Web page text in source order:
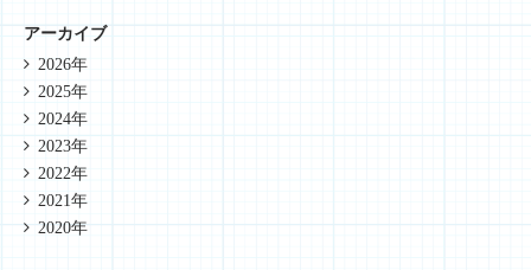
アーカイブ
2026年
2025年
2024年
2023年
2022年
2021年
2020年